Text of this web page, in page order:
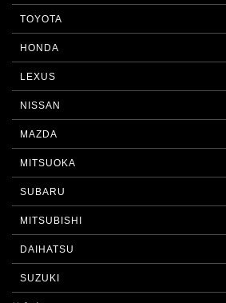
TOYOTA
HONDA
LEXUS
NISSAN
MAZDA
MITSUOKA
SUBARU
MITSUBISHI
DAIHATSU
SUZUKI